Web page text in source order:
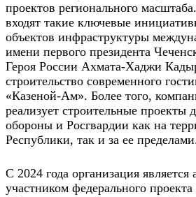
проектов регионального
входят такие ключевые
объектов инфраструктуры
имени первого президента
Героя России Ахмата-Хаджи
строительство современного
«Казеной-Ам». Более того,
реализует строительные проекты
обороны и Росгвардии как на
Республики, так и за ее
С 2024 года организация
участником федерального проекта